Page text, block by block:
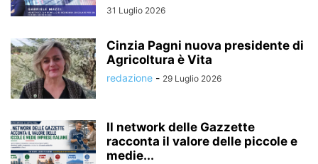
31 Luglio 2026
Cinzia Pagni nuova presidente di
Agricoltura è Vita
redazione - 29 Luglio 2026
Il network delle Gazzette
racconta il valore delle piccole e
medie...